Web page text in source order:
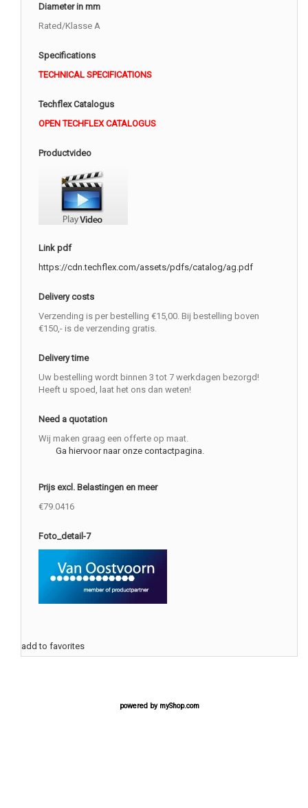
Diameter in mm
Rated/Klasse A
Specifications
TECHNICAL SPECIFICATIONS
Techflex Catalogus
OPEN TECHFLEX CATALOGUS
Productvideo
Link pdf
https://cdn.techflex.com/assets/pdfs/catalog/ag.pdf
Delivery costs
Verzending is per bestelling €15,00. Bij bestelling boven
€150,- is de verzending gratis.
Delivery time
Uw bestelling wordt binnen 3 tot 7 werkdagen bezorgd!
Heeft u spoed, laat het ons dan weten!
Need a quotation
Wij maken graag een offerte op maat.
Ga hiervoor naar onze contactpagina.
Prijs excl. Belastingen en meer
€79.0416
Foto_detail-7
add to favorites
powered by myShop.com